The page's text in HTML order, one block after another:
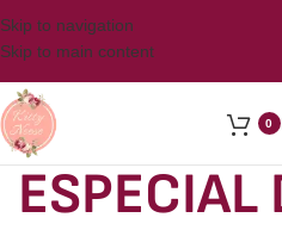
Skip to navigation
Skip to main content
0
ESPECIAL